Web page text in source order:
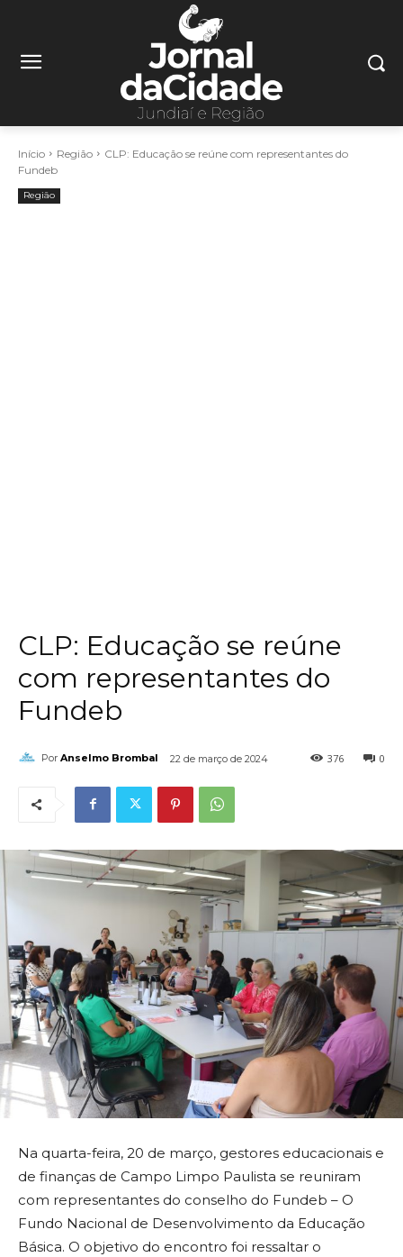
Início Região
CLP: Educação se reúne com representantes do
Fundeb
Região
CLP: Educação se reúne
com representantes do
Fundeb
Por Anselmo Brombal 22 de março de 2024 0
376
Na quarta-feira, 20 de março, gestores educacionais e
de finanças de Campo Limpo Paulista se reuniram
com representantes do conselho do Fundeb – O
Fundo Nacional de Desenvolvimento da Educação
Básica. O objetivo do encontro foi ressaltar o